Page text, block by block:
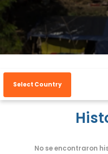
Select Country
No se encontraron